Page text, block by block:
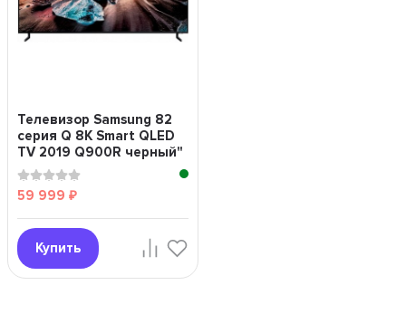
Телевизор Samsung 82
серия Q 8K Smart QLED
TV 2019 Q900R черный"
59 999 ₽
Купить